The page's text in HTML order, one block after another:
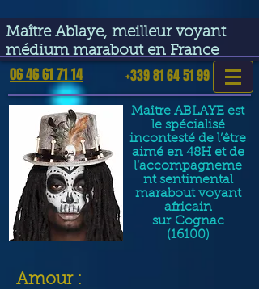
Maître Ablaye, meilleur voyant
médium marabout en France
06 46 61 71 14 +339 81 64 51 99
Maître ABLAYE est
le spécialisé
incontesté de l’être
aimé en 48H et de
l’accompagneme
nt sentimental
marabout voyant
africain
surCognac
(16100)
​Amour :